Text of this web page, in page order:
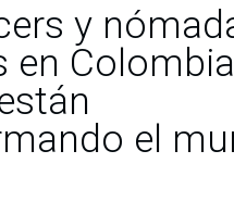
y
en
el